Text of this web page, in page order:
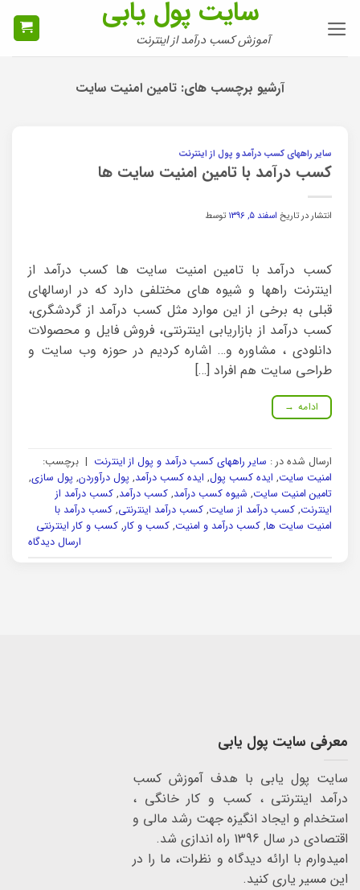
سایت پول یابی
آموزش کسب درآمد از اینترنت
آرشیو برچسب های: تامین امنیت سایت
سایر راههای کسب درآمد و پول از اینترنت
کسب درآمد با تامین امنیت سایت ها
انتشار در تاریخ اسفند ۵, ۱۳۹۶ توسط
کسب درآمد با تامین امنیت سایت ها کسب درآمد از
اینترنت راهها و شیوه های مختلفی دارد که در ارسالهای
قبلی به برخی از این موارد مثل کسب درآمد از گردشگری،
کسب درآمد از بازاریابی اینترنتی، فروش فایل و محصولات
دانلودی ، مشاوره و… اشاره کردیم در حوزه وب سایت و
طراحی سایت هم افراد […]
ادامه →
ارسال شده در : سایر راههای کسب درآمد و پول از اینترنت | برچسب:
امنیت سایت, ایده کسب پول, ایده کسب درآمد, پول درآوردن, پول سازی,
تامین امنیت سایت, شیوه کسب درآمد, کسب درآمد, کسب درآمد از
اینترنت, کسب درآمد از سایت, کسب درآمد اینترنتی, کسب درآمد با
امنیت سایت ها, کسب درآمد و امنیت, کسب و کار, کسب و کار اینترنتی
ارسال دیدگاه
معرفی سایت پول یابی
سایت پول یابی با هدف آموزش کسب
درآمد اینترنتی ، کسب و کار خانگی ،
استخدام و ایجاد انگیزه جهت رشد مالی و
اقتصادی در سال 1396 راه اندازی شد.
امیدوارم با ارائه دیدگاه و نظرات، ما را در
این مسیر یاری کنید.